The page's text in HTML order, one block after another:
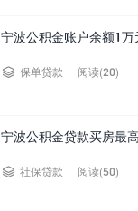
宁波公积金账户余额1
保单贷款 阅读(20)
宁波公积金贷款买房最
社保贷款 阅读(50)